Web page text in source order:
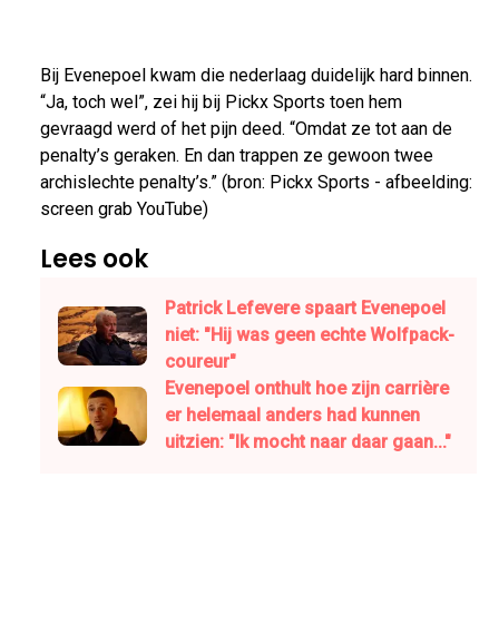
Bij Evenepoel kwam die nederlaag duidelijk hard binnen.
“Ja, toch wel”, zei hij bij Pickx Sports toen hem
gevraagd werd of het pijn deed. “Omdat ze tot aan de
penalty’s geraken. En dan trappen ze gewoon twee
archislechte penalty’s.” (bron: Pickx Sports - afbeelding:
screen grab YouTube)
Lees ook
Patrick Lefevere spaart Evenepoel
niet: "Hij was geen echte Wolfpack-
coureur"
Evenepoel onthult hoe zijn carrière
er helemaal anders had kunnen
uitzien: "Ik mocht naar daar gaan..."